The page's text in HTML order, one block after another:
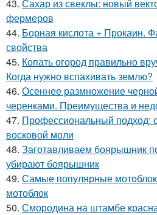
43. Сахар из свеклы: новый
фермеров
44. Борная кислота + Прокаин.
свойства
45. Копать огород правильно
Когда нужно вспахивать землю?
46. Осеннее размножение
черенками. Преимущества и
47. Профессиональный подход:
восковой моли
48. Заготавливаем боярышник
убирают боярышник
49. Самые популярные
мотоблок
50. Смородина на штамбе